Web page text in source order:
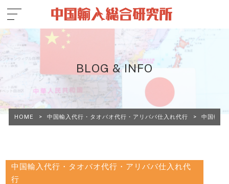
BLOG & INFO
HOME > 中国輸入代行・タオバオ代行・アリババ仕入れ代行 > 中国輸入
中国輸入代行・タオバオ代行・アリババ仕入れ代
行